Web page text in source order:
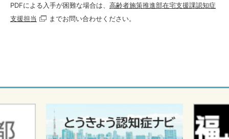
PDFによる入手が困難な場合は、 高齢者施策推進部在宅支援課認知症
支援担当
までお問い合わせください。